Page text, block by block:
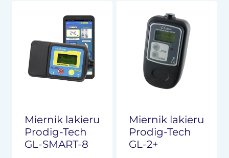
Miernik lakieru
Prodig-Tech
GL-SMART-8
Miernik lakieru
Prodig-Tech
GL-2+